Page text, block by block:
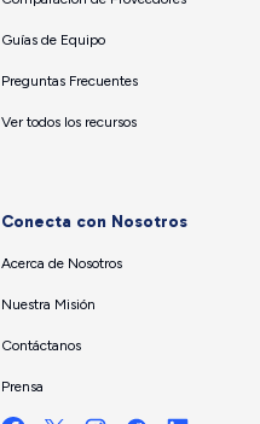
Guías de Equipo
Preguntas Frecuentes
Ver todos los recursos
Conecta con Nosotros
Acerca de Nosotros
Nuestra Misión
Contáctanos
Prensa